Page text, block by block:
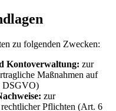
zu folgenden Zwecken:
Kontoverwaltung: zur
Maßnahmen auf
DSGVO)
zur
Pflichten (Art. 6